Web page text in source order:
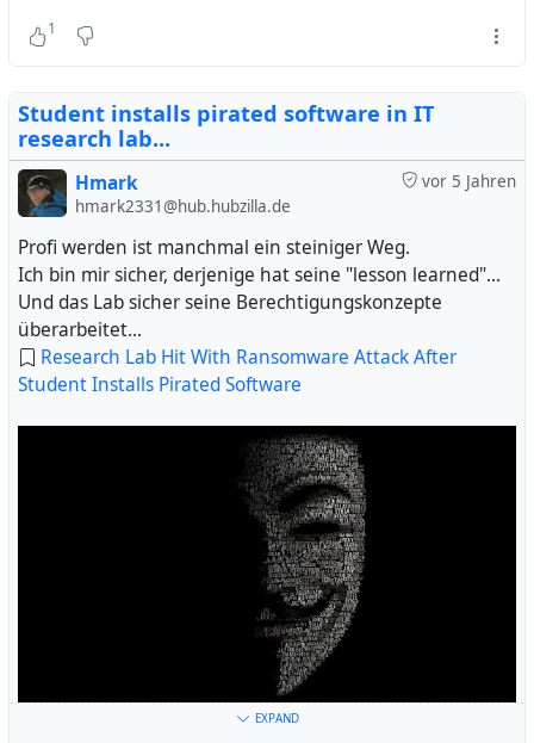
1
Student installs pirated software in IT
research lab...
vor 5 Jahren
Hmark
hmark2331@hub.hubzilla.de
Profi werden ist manchmal ein steiniger Weg.
Ich bin mir sicher, derjenige hat seine "lesson learned"...
Und das Lab sicher seine Berechtigungskonzepte
überarbeitet...
Research Lab Hit With Ransomware Attack After
Student Installs Pirated Software
EXPAND